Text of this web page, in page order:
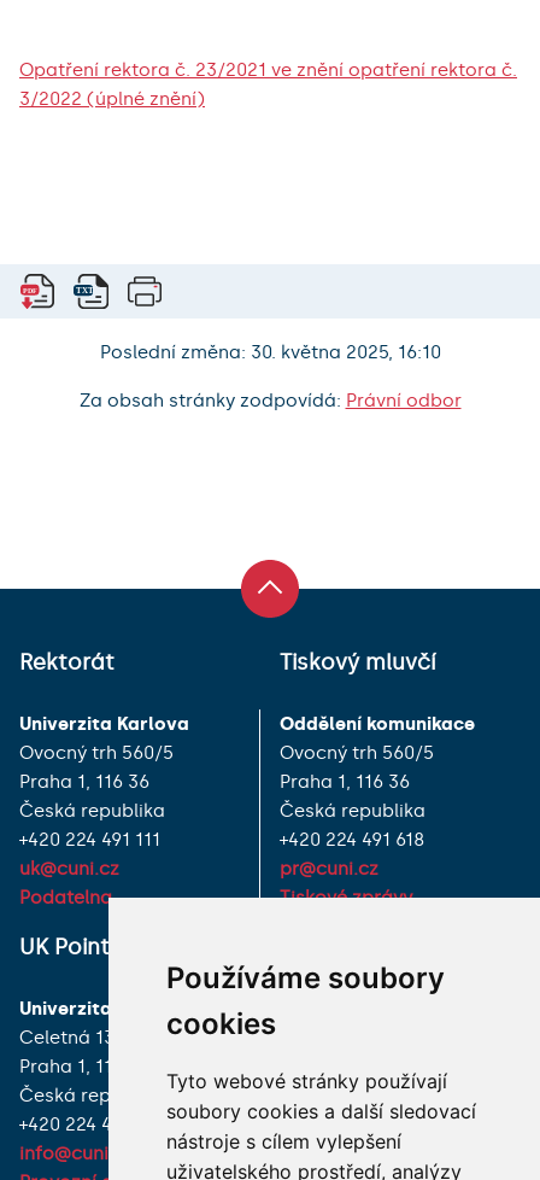
Používáme soubory
cookies
Tyto webové stránky používají
soubory cookies a další sledovací
nástroje s cílem vylepšení
uživatelského prostředí, analýzy
Opatření rektora č. 23/2021 ve znění opatření rektora č.
3/2022 (úplné znění)
Poslední změna: 30. května 2025, 16:10
Za obsah stránky zodpovídá: Právní odbor
Rektorát
Univerzita Karlova
Ovocný trh 560/5
Praha 1, 116 36
Česká republika
+420 224 491 111
uk@cuni.cz
Podatelna
Tiskový mluvčí
Oddělení komunikace
Ovocný trh 560/5
Praha 1, 116 36
Česká republika
+420 224 491 618
pr@cuni.cz
Tiskové zprávy
UK Point
Univerzita Karlova
Celetná 13
Praha 1, 116 36
Česká republika
+420 224 491 850
info@cuni.cz
JAK K NÁM?